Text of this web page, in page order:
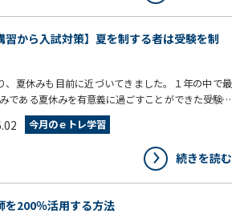
習から入試対策】夏を制する者は受験を制
、夏休みも目前に近づいてきました。１年の中で最
である夏休みを有意義に過ごすことができた受験生
により一歩近づきます。そこで今回は、夏期講習で効
るｅトレ活用法とおすすめ機能をご紹介します。
今月のｅトレ学習
続きを読む
を200％活用する方法